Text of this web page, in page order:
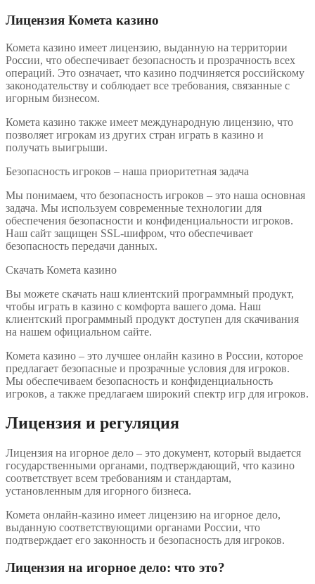
Лицензия Комета казино
Комета казино имеет лицензию, выданную на территории
России, что обеспечивает безопасность и прозрачность всех
операций. Это означает, что казино подчиняется российскому
законодательству и соблюдает все требования, связанные с
игорным бизнесом.
Комета казино также имеет международную лицензию, что
позволяет игрокам из других стран играть в казино и
получать выигрыши.
Безопасность игроков – наша приоритетная задача
Мы понимаем, что безопасность игроков – это наша основная
задача. Мы используем современные технологии для
обеспечения безопасности и конфиденциальности игроков.
Наш сайт защищен SSL-шифром, что обеспечивает
безопасность передачи данных.
Скачать Комета казино
Вы можете скачать наш клиентский программный продукт,
чтобы играть в казино с комфорта вашего дома. Наш
клиентский программный продукт доступен для скачивания
на нашем официальном сайте.
Комета казино – это лучшее онлайн казино в России, которое
предлагает безопасные и прозрачные условия для игроков.
Мы обеспечиваем безопасность и конфиденциальность
игроков, а также предлагаем широкий спектр игр для игроков.
Лицензия и регуляция
Лицензия на игорное дело – это документ, который выдается
государственными органами, подтверждающий, что казино
соответствует всем требованиям и стандартам,
установленным для игорного бизнеса.
Комета онлайн-казино имеет лицензию на игорное дело,
выданную соответствующими органами России, что
подтверждает его законность и безопасность для игроков.
Лицензия на игорное дело: что это?